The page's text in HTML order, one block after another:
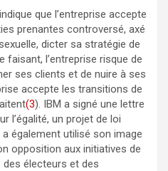
que l’entreprise accepte
prenantes controversé, axé
dicter sa stratégie de
faisant, l’entreprise risque de
ses clients et de nuire à ses
accepte les transitions de
(3). IBM a signé une lettre
l’égalité, un projet de loi
a également utilisé son image
opposition aux initiatives de
des électeurs et des